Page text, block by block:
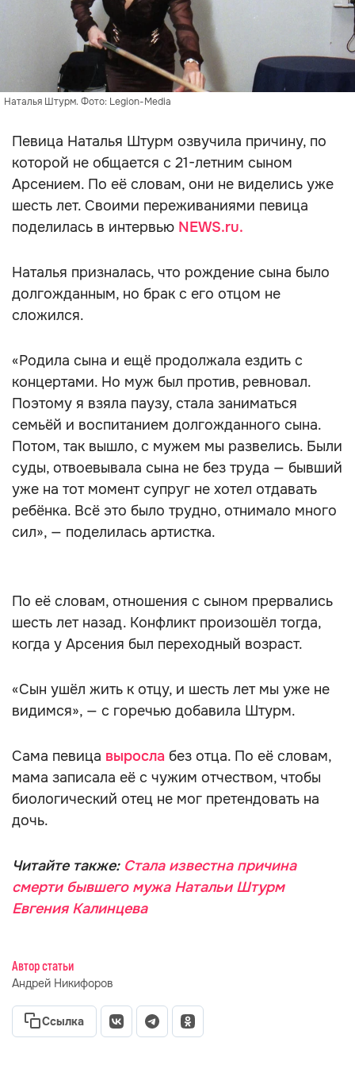
Наталья Штурм. Фото: Legion-Media
Певица Наталья Штурм озвучила причину, по
которой не общается с 21-летним сыном
Арсением. По её словам, они не виделись уже
шесть лет. Своими переживаниями певица
поделилась в интервью NEWS.ru.
Наталья призналась, что рождение сына было
долгожданным, но брак с его отцом не
сложился.
«Родила сына и ещё продолжала ездить с
концертами. Но муж был против, ревновал.
Поэтому я взяла паузу, стала заниматься
семьёй и воспитанием долгожданного сына.
Потом, так вышло, с мужем мы развелись. Были
суды, отвоевывала сына не без труда — бывший
уже на тот момент супруг не хотел отдавать
ребёнка. Всё это было трудно, отнимало много
сил», — поделилась артистка.
По её словам, отношения с сыном прервались
шесть лет назад. Конфликт произошёл тогда,
когда у Арсения был переходный возраст.
«Сын ушёл жить к отцу, и шесть лет мы уже не
видимся», — с горечью добавила Штурм.
Сама певица выросла без отца. По её словам,
мама записала её с чужим отчеством, чтобы
биологический отец не мог претендовать на
дочь.
Читайте также: Стала известна причина
смерти бывшего мужа Натальи Штурм
Евгения Калинцева
Автор статьи
Андрей Никифоров
Ссылка